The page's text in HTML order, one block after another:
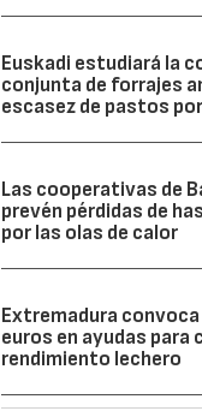
Euskadi estudiará la
conjunta de forrajes
escasez de pastos
Las cooperativas de
prevén pérdidas de
por las olas de calor
Extremadura
euros en ayudas para
rendimiento lechero